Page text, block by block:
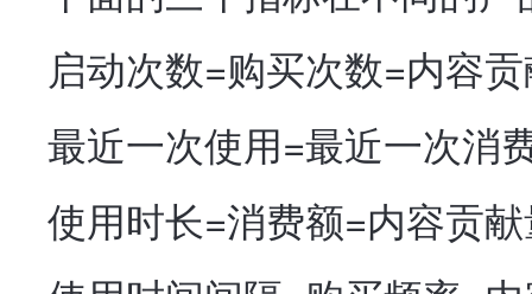
启动次数=购买次数=内容
最近一次使用=最近一次消
使用时长=消费额=内容贡